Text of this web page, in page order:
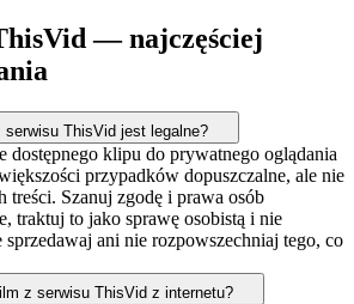
— najczęściej
ThisVid jest legalne?
dostępnego klipu do prywatnego oglądania
przypadków dopuszczalne, ale nie
treści. Szanuj zgodę i prawa osób
traktuj to jako sprawę osobistą i nie
ani nie rozpowszechniaj tego, co
z serwisu ThisVid z internetu?